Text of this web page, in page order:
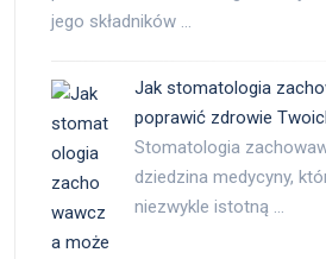
jego składników …
Jak stomatologia
poprawić zdrowie
Stomatologia
dziedzina medycyny,
niezwykle istotną …